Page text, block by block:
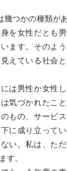
つかの種類が
を女性だとも
ます。そのよ
えている社会
は男性か女性し
気づかれたこ
もの、サービ
に成り立って
い。私は、た
す。